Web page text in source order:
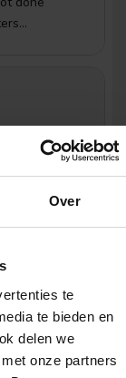
Over
te
te bieden en
delen we
onze partners